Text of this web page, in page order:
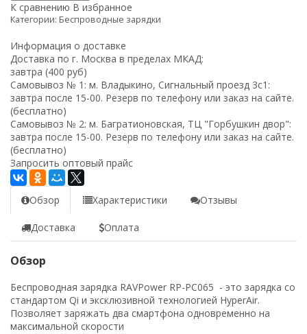
К сравнению В избранное
Категории: Беспроводные зарядки
Информация о доставке
Доставка по г. Москва в пределах МКАД:
завтра (400 руб)
Самовывоз № 1: м. Владыкино, Сигнальный проезд 3с1:
завтра после 15-00. Резерв по телефону или заказ на сайте.
(бесплатно)
Самовывоз № 2: м. Багратионовская, ТЦ "Горбушкин двор":
завтра после 15-00. Резерв по телефону или заказ на сайте.
(бесплатно)
Запросить оптовый прайс
Обзор Характеристики Отзывы
Доставка Оплата
Обзор
Беспроводная зарядка RAVPower RP-PC065 - это зарядка со
стандартом Qi и эксклюзивной технологией HyperAir.
Позволяет заряжать два смартфона одновременно на
максимальной скорости